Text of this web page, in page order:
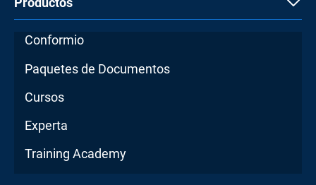
Conformio
Paquetes de Documentos
Cursos
Experta
Training Academy